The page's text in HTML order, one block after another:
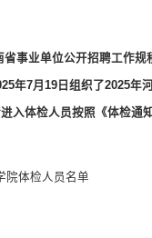
事业单位公开招聘工作规
5年7月 19日组织了2025年
入体检人员按照《体检通
院体检人员名单